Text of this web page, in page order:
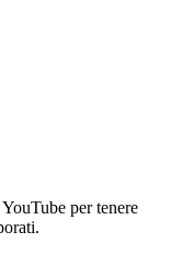
per tenere